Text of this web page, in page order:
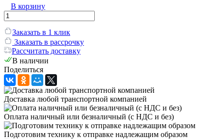
В корзину
Заказать в 1 клик
Заказать в рассрочку
Рассчитать доставку
В наличии
Поделиться
Доставка любой транспортной компанией
Оплата наличный или безналичный (с НДС и без)
Подготовим технику к отправке надлежащим образом